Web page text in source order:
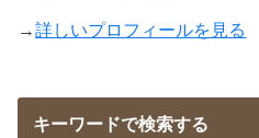
→詳しいプロフィールを見る
キーワードで検索する